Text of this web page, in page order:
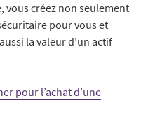
vous créez non seulement
pour vous et
la valeur d’un actif
pour l’achat d’une